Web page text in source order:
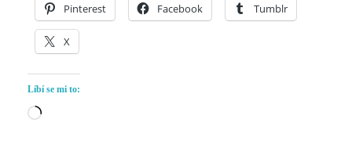
Pinterest Facebook Tumblr
X
Líbí se mi to:
Načítání…